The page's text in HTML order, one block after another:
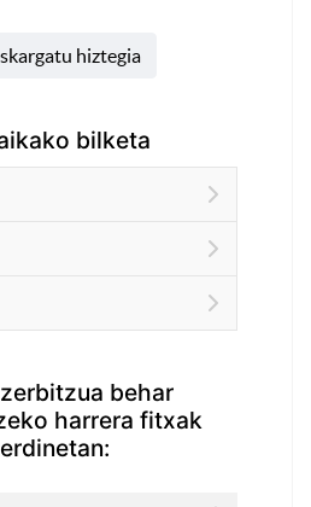
hiztegia
bilketa
behar
harrera fitxak